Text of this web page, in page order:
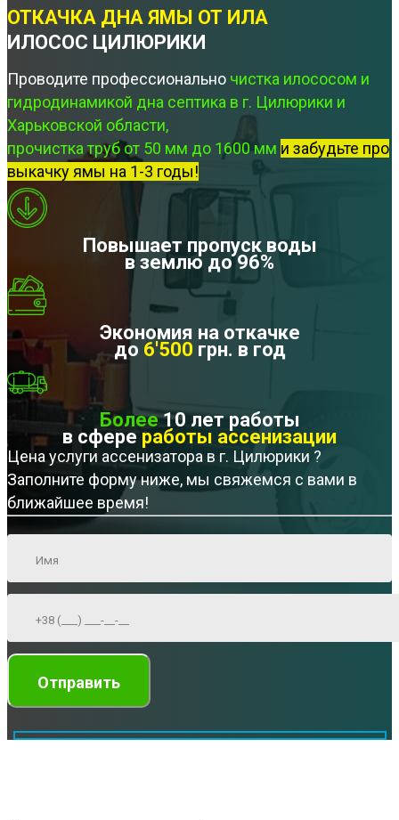
ОТКАЧКА ДНА ЯМЫ ОТ ИЛА
ИЛОСОС ЦИЛЮРИКИ
Проводите профессионально чистка илососом и
гидродинамикой дна септика в г. Цилюрики и
Харьковской области,
прочистка труб от 50 мм до 1600 мм и забудьте про
выкачку ямы на 1-3 годы!
Повышает пропуск воды
в землю до 96%
Экономия на откачке
до 6'500 грн. в год
Более10 лет работы
в сфере работы ассенизации
Цена услуги ассенизатора в г. Цилюрики ?
Заполните форму ниже, мы свяжемся с вами в
ближайшее время!